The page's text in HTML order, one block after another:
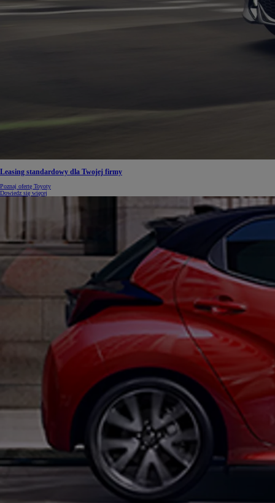
Leasing standardowy dla Twojej firmy
Poznaj ofertę Toyoty
Dowiedz się więcej